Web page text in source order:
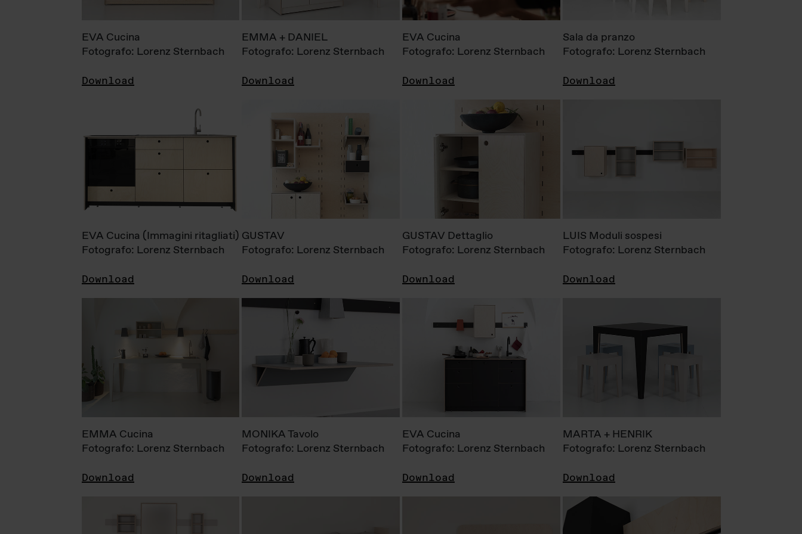
EVA Cucina
Fotografo: Lorenz Sternbach
Download
EMMA + DANIEL
Fotografo: Lorenz Sternbach
Download
EVA Cucina
Fotografo: Lorenz Sternbach
Download
Sala da pranzo
Fotografo: Lorenz Sternbach
Download
EVA Cucina (Immagini ritagliati)
Fotografo: Lorenz Sternbach
Download
GUSTAV
Fotografo: Lorenz Sternbach
Download
GUSTAV Dettaglio
Fotografo: Lorenz Sternbach
Download
LUIS Moduli sospesi
Fotografo: Lorenz Sternbach
Download
EMMA Cucina
Fotografo: Lorenz Sternbach
Download
MONIKA Tavolo
Fotografo: Lorenz Sternbach
Download
EVA Cucina
Fotografo: Lorenz Sternbach
Download
MARTA + HENRIK
Fotografo: Lorenz Sternbach
Download